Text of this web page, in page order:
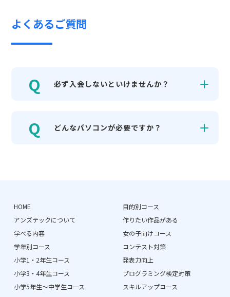
よくあるご質問
必ず入会しないといけませんか？
どんなパソコンが必要ですか？
HOME
アンズテックについて
学べる内容
学年別コース
小学1・2年生コース
小学3・4年生コース
小学5年生〜中学生コース
目的別コース
作りたい作品がある
女の子向けコース
コンテスト対策
発表力向上
プログラミング検定対策
スキルアップコース